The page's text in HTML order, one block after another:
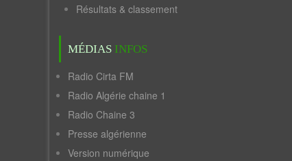
Résultats & classement
MÉDIAS INFOS
Radio Cirta FM
Radio Algérie chaine 1
Radio Chaine 3
Presse algérienne
Version numérique